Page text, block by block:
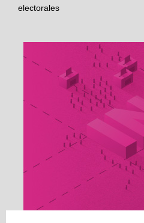
electorales